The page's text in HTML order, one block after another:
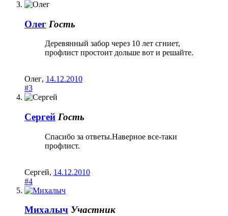
Олег Гость
Деревянный забор через 10 лет сгниет,
профлист простоит дольше вот и решайте.
Олег, 14.12.2010
#3
Сергей Гость
Спасибо за ответы.Наверное все-таки
профлист.
Сергей, 14.12.2010
#4
Михалыч Участник